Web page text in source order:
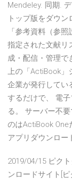
Mendeley. 同期.
トップ版をダウ
「参考資料（参
指定された文献リ
成・配信・管理で
上の「ActiBook」
企業が発行してい
するだけで、 電
る。 サーバー不
のはActiBook One
アプリダウンロー
2019/04/15 ピク
ンロードサイト[